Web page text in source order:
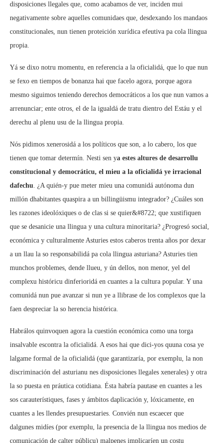
disposiciones llegales que, como acabamos de ver, inciden mui
negativamente sobre aquelles comunidaes que, desdexando los mandaos
constitucionales, nun tienen proteición xurídica efeutiva pa cola llingua
propia.
Yá se dixo notru momentu, en referencia a la oficialidá, que lo que nun
se fexo en tiempos de bonanza hai que facelo agora, porque agora
mesmo siguimos teniendo derechos democráticos a los que nun vamos a
arrenunciar; ente otros, el de la igualdá de tratu dientro del Estáu y el
derechu al plenu usu de la llingua propia.
Nós pidimos xenerosidá a los políticos que son, a lo cabero, los que
tienen que tomar determín. Nesti sen ya estes altures de desarrollu
constitucional y democráticu, el mieu a la oficialidá ye irracional
dafechu. ¿A quién-y pue meter mieu una comunidá autónoma dun
millón dhabitantes quaspira a un billingüismu integrador? ¿Cuáles son
les razones ideolóxiques o de clas si se quier&#8722; que xustifiquen
que se desanicie una llingua y una cultura minoritaria? ¿Progresó social,
económica y culturalmente Asturies estos caberos trenta años por dexar
a un llau la so responsabilidá pa cola llingua asturiana? Asturies tien
munchos problemes, dende llueu, y ún dellos, non menor, yel del
complexu históricu dinferioridá en cuantes a la cultura popular. Y una
comunidá nun pue avanzar si nun ye a llibrase de los complexos que la
faen despreciar la so herencia histórica.
Habrálos quinvoquen agora la cuestión económica como una torga
insalvable escontra la oficialidá. A esos hai que dici-yos quuna cosa ye
lalgame formal de la oficialidá (que garantizaría, por exemplu, la non
discriminación del asturianu nes disposiciones llegales xenerales) y otra
la so puesta en práutica cotidiana. Ésta habría pautase en cuantes a les
sos carauterístiques, fases y ámbitos daplicación y, lóxicamente, en
cuantes a les llendes presupuestaries. Convién nun escaecer que
dalgunes midíes (por exemplu, la presencia de la llingua nos medios de
comunicación de calter públicu) malpenes implicaríen un costu